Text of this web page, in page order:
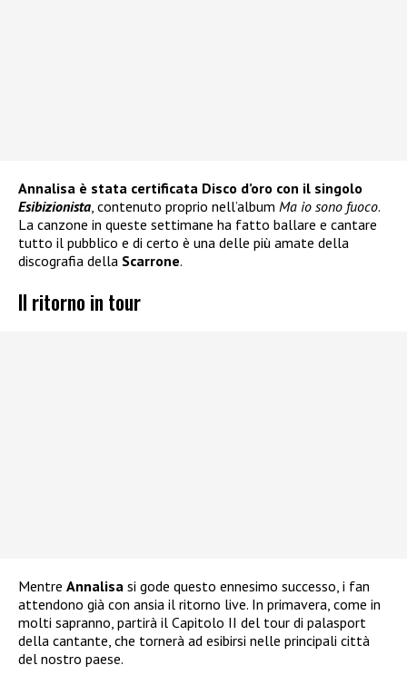
Annalisa è stata certificata Disco d’oro con il singolo
Esibizionista , contenuto proprio nell’album Ma io sono fuoco.
La canzone in queste settimane ha fatto ballare e cantare
tutto il pubblico e di certo è una delle più amate della
discografia della Scarrone.
Il ritorno in tour
Mentre Annalisa si gode questo ennesimo successo, i fan
attendono già con ansia il ritorno live. In primavera, come in
molti sapranno, partirà il Capitolo II del tour di palasport
della cantante, che tornerà ad esibirsi nelle principali città
del nostro paese.